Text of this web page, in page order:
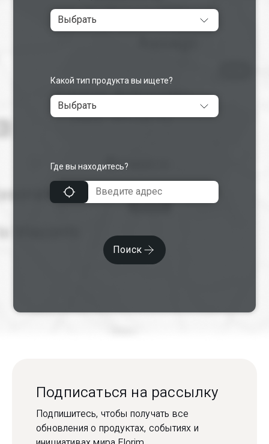
Выбрать
Какой тип продукта вы ищете?
Выбрать
Где вы находитесь?
Поиск
Подписаться на рассылку
Подпишитесь, чтобы получать все
обновления о продуктах, событиях и